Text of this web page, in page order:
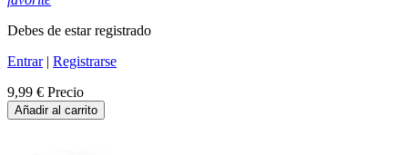
Debes de estar registrado
Entrar| Registrarse
9,99 € Precio
Añadir al carrito